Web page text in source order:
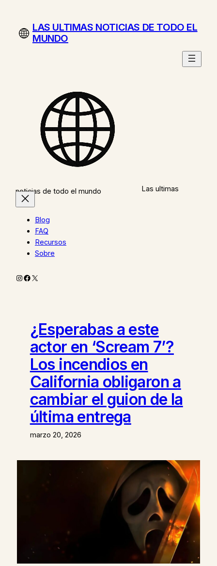
contenidoLAS ULTIMAS NOTICIAS DE TODO EL
MUNDO
Las ultimas
noticias de todo el mundo
Blog
FAQ
Recursos
Sobre
Instagram
Facebook
X
¿Esperabas a este
actor en ‘Scream 7’?
Los incendios en
California obligaron a
cambiar el guion de la
última entrega
marzo 20, 2026